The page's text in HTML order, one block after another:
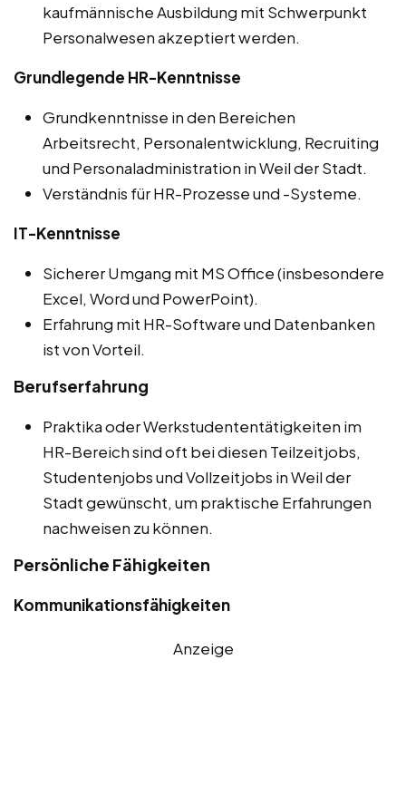
kaufmännische Ausbildung mit Schwerpunkt
Personalwesen akzeptiert werden.
Grundlegende HR-Kenntnisse
Grundkenntnisse in den Bereichen
Arbeitsrecht, Personalentwicklung, Recruiting
und Personaladministration in Weil der Stadt.
Verständnis für HR-Prozesse und -Systeme.
IT-Kenntnisse
Sicherer Umgang mit MS Office (insbesondere
Excel, Word und PowerPoint).
Erfahrung mit HR-Software und Datenbanken
ist von Vorteil.
Berufserfahrung
Praktika oder Werkstudententätigkeiten im
HR-Bereich sind oft bei diesen Teilzeitjobs,
Studentenjobs und Vollzeitjobs in Weil der
Stadt gewünscht, um praktische Erfahrungen
nachweisen zu können.
Persönliche Fähigkeiten
Kommunikationsfähigkeiten
Anzeige